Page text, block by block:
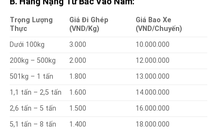
Trọng Lượng
Thực
Giá Đi Ghép
(VND/Kg)
Giá Bao Xe
(VND/Chuyến)
Dưới 100kg
3.000
10.000.000
200kg – 500kg
2.000
12.000.000
501kg – 1 tấn
1.800
13.000.000
1,1 tấn – 2,5 tấn
1.600
14.000.000
2,6 tấn – 5 tấn
1.500
16.000.000
5,1 tấn – 8 tấn
1.400
18.000.000